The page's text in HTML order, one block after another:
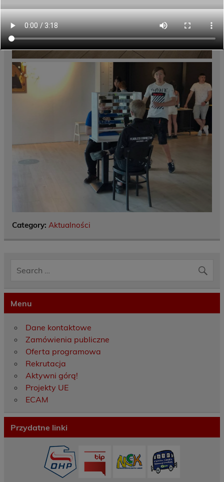
Category: Aktualności
Menu
Dane kontaktowe
Zamówienia publiczne
Oferta programowa
Rekrutacja
Aktywni górą!
Projekty UE
ECAM
Przydatne linki